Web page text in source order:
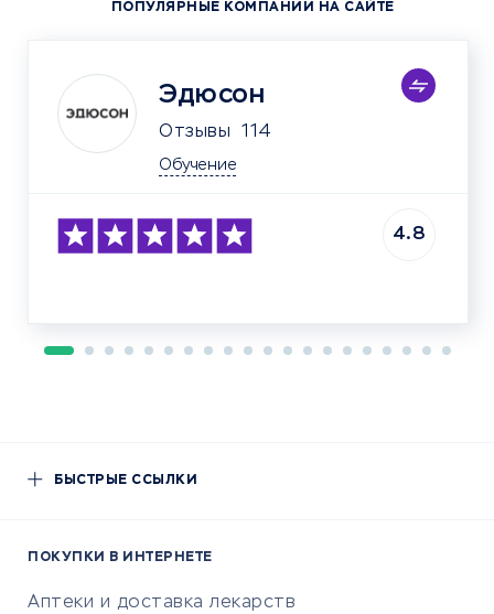
ПОПУЛЯРНЫЕ КОМПАНИИ НА САЙТЕ
Эдюсон
Отзывы 114
Обучение
4.8
БЫСТРЫЕ ССЫЛКИ
ПОКУПКИ В ИНТЕРНЕТЕ
Аптеки и доставка лекарств